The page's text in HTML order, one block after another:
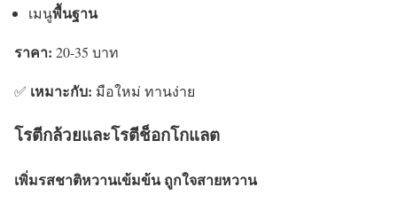
เมนูพื้นฐาน
ราคา: 20-35 บาท
✅ เหมาะกับ: มือใหม่ ทานง่าย
โรตีกล้วยและโรตีช็อกโกแลต
เพิ่มรสชาติหวานเข้มข้น ถูกใจสายหวาน